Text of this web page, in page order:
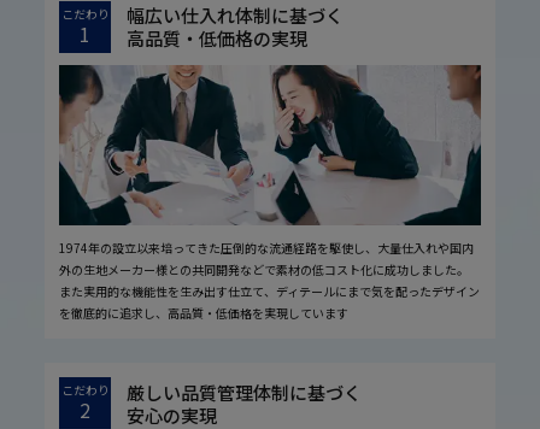
こだわり
1
幅広い仕入れ体制に基づく
高品質・低価格の実現
1974年の設立以来培ってきた圧倒的な流通経路を駆使し、大量仕入れや国内
外の生地メーカー様との共同開発などで素材の低コスト化に成功しました。
また実用的な機能性を生み出す仕立て、ディテールにまで気を配ったデザイン
を徹底的に追求し、高品質・低価格を実現しています
こだわり
2
厳しい品質管理体制に基づく
安心の実現